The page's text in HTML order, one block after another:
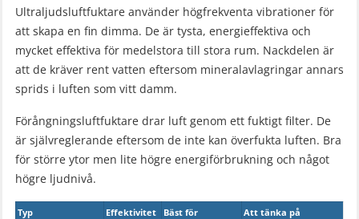
Ultraljudsluftfuktare använder högfrekventa vibrationer för
att skapa en fin dimma. De är tysta, energieffektiva och
mycket effektiva för medelstora till stora rum. Nackdelen är
att de kräver rent vatten eftersom mineralavlagringar annars
sprids i luften som vitt damm.
Förångningsluftfuktare drar luft genom ett fuktigt filter. De
är självreglerande eftersom de inte kan överfukta luften. Bra
för större ytor men lite högre energiförbrukning och något
högre ljudnivå.
Typ Effektivitet Bäst för
Att tänka på